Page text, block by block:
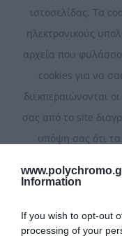
Information
If you wish to opt-out
processing of your
ιστοσελίδας. Τα
ηλεκτρονικούς
αρχεία που
cookies για να
διεκπεραιώνονται
σας από το site
υπόψη σας ότι
προκειμένου να